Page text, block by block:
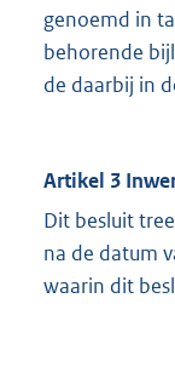
genoemd in
behorende
de daarbij in
Artikel 3
Dit besluit
na de datum
waarin dit